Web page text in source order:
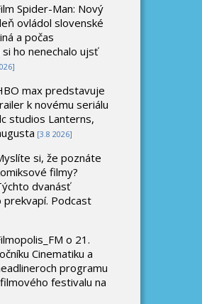
Spider-Man: Nový
ovládol slovenské
a počas
ho nenechalo ujsť
max predstavuje
k novému seriálu
studios Lanterns,
[3.8 2026]
si, že poznáte
filmy?
dvanásť
prekvapí. Podcast
o 21.
Cinematiku a
programu
festivalu na